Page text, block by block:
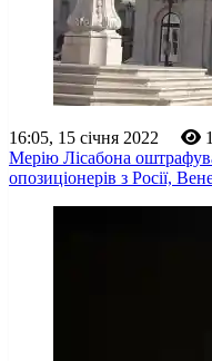
16:05, 15 січня 2022
Мерію Лісабона
опозиціонерів з Росії,